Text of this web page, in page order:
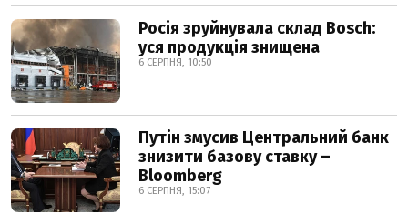
Росія зруйнувала склад Bosch:
уся продукція знищена
6 СЕРПНЯ, 10:50
Путін змусив Центральний банк
знизити базову ставку –
Bloomberg
6 СЕРПНЯ, 15:07